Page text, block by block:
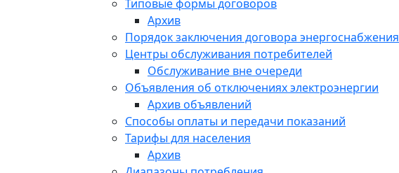
Типовые формы договоров
Архив
Порядок заключения договора энергоснабжения
Центры обслуживания потребителей
Обслуживание вне очереди
Объявления об отключениях электроэнергии
Архив объявлений
Способы оплаты и передачи показаний
Тарифы для населения
Архив